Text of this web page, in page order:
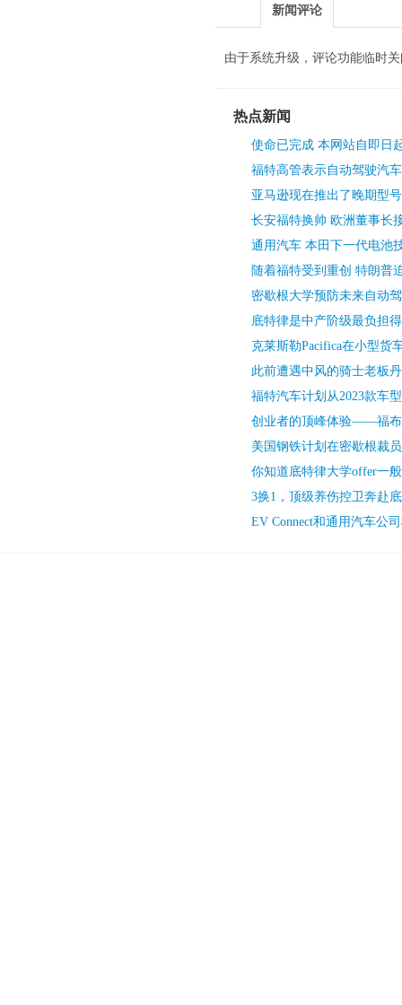
新闻评论
由于系统升级，评论功能临时
热点新闻
使命已完成 本网站自即日
福特高管表示自动驾驶汽
亚马逊现在推出了晚期型
长安福特换帅 欧洲董事长
通用汽车 本田下一代电池
随着福特受到重创 特朗普
密歇根大学预防未来自动
底特律是中产阶级最负担
克莱斯勒Pacifica在小型货
此前遭遇中风的骑士老板
福特汽车计划从2023款车
创业者的顶峰体验——福布
美国钢铁计划在密歇根裁
你知道底特律大学offer一
3换1，顶级养伤控卫奔赴
EV Connect和通用汽车公